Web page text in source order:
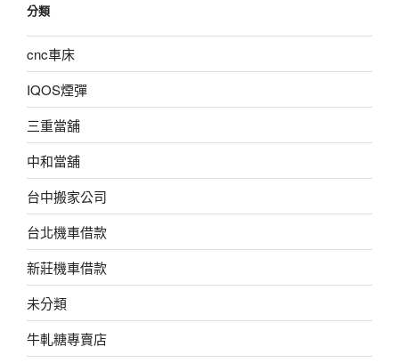
分類
cnc車床
IQOS煙彈
三重當舖
中和當舖
台中搬家公司
台北機車借款
新莊機車借款
未分類
牛軋糖專賣店